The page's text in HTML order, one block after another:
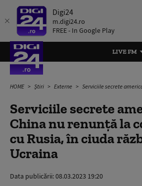
Digi24
m.digi24.ro
FREE - In Google Play
LIVE FM
HOME Știri Externe Serviciile secrete americane: China nu renunță
Serviciile secrete
China nu renunță la
cu Rusia, în ciuda
Ucraina
Data publicării:08.03.2023 19:20